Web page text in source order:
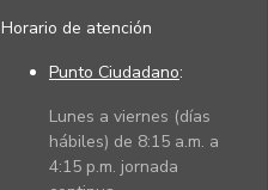
Horario de atención
Punto Ciudadano:
Lunes a viernes (días
hábiles) de 8:15 a.m. a
4:15 p.m. jornada